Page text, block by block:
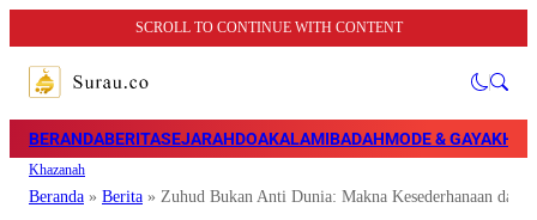
SCROLL TO CONTINUE WITH CONTENT
BERANDABERITASEJARAHDOAKALAMIBADAHMODE & GAYA
Khazanah
Beranda » Berita » Zuhud Bukan Anti Dunia: Makna Kesederhanaan